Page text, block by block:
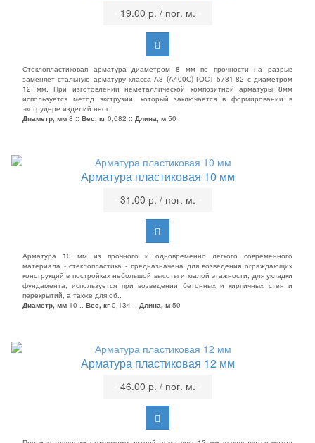
19.00 р. / пог. м.
Стеклопластиковая арматура диаметром 8 мм по прочности на разрыв
заменяет стальную арматуру класса А3 (А400С) ГОСТ 5781-82 с диаметром
12 мм. При изготовлении неметаллической композитной арматуры 8мм
используется метод экструзии, который заключается в формировании в
экструдере изделий неог..
Диаметр, мм 8 :: Вес, кг 0,082 :: Длина, м 50
Арматура пластиковая 10 мм
31.00 р. / пог. м.
Арматура 10 мм из прочного и одновременно легкого современного
материала - стеклопластика - предназначена для возведения ограждающих
конструкций в постройках небольшой высоты и малой этажности, для укладки
фундамента, используется при возведении бетонных и кирпичных стен и
перекрытий, а также для об..
Диаметр, мм 10 :: Вес, кг 0,134 :: Длина, м 50
Арматура пластиковая 12 мм
46.00 р. / пог. м.